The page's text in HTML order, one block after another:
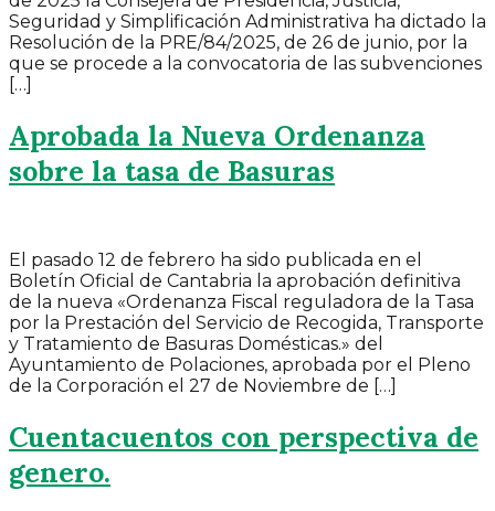
Seguridad y Simplificación Administrativa ha dictado la
Resolución de la PRE/84/2025, de 26 de junio, por la
que se procede a la convocatoria de las subvenciones
[…]
Aprobada la Nueva Ordenanza
sobre la tasa de Basuras
El pasado 12 de febrero ha sido publicada en el
Boletín Oficial de Cantabria la aprobación definitiva
de la nueva «Ordenanza Fiscal reguladora de la Tasa
por la Prestación del Servicio de Recogida, Transporte
y Tratamiento de Basuras Domésticas.» del
Ayuntamiento de Polaciones, aprobada por el Pleno
de la Corporación el 27 de Noviembre de […]
Cuentacuentos con perspectiva de
genero.